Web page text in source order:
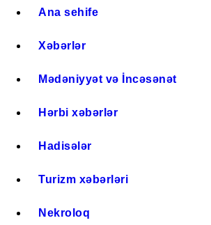
Ana sehife
Xəbərlər
Mədəniyyət və İncəsənət
Hərbi xəbərlər
Hadisələr
Turizm xəbərləri
Nekroloq